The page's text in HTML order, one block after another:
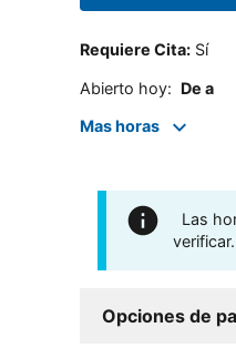
Requiere Cita: Sí
Abierto hoy: De a
Mas horas
Las
verificar.
Opciones de